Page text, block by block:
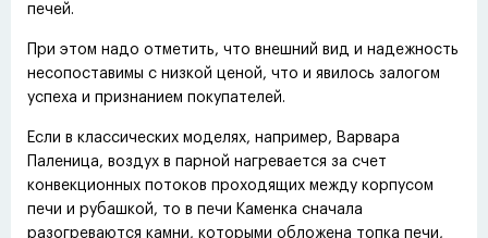
печей.
При этом надо отметить, что внешний вид и надежность
несопоставимы с низкой ценой, что и явилось залогом
успеха и признанием покупателей.
Если в классических моделях, например, Варвара
Паленица, воздух в парной нагревается за счет
конвекционных потоков проходящих между корпусом
печи и рубашкой, то в печи Каменка сначала
разогреваются камни, которыми обложена топка печи,